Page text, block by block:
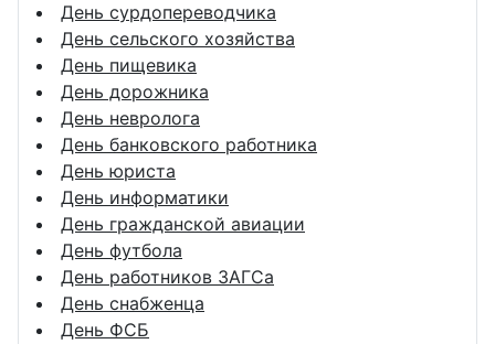
День сурдопереводчика
День сельского хозяйства
День пищевика
День дорожника
День невролога
День банковского работника
День юриста
День информатики
День гражданской авиации
День футбола
День работников ЗАГСа
День снабженца
День ФСБ